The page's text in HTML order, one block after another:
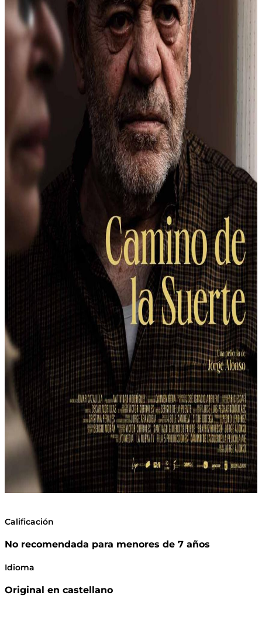
Calificación
No recomendada para menores de 7 años
Idioma
Original en castellano